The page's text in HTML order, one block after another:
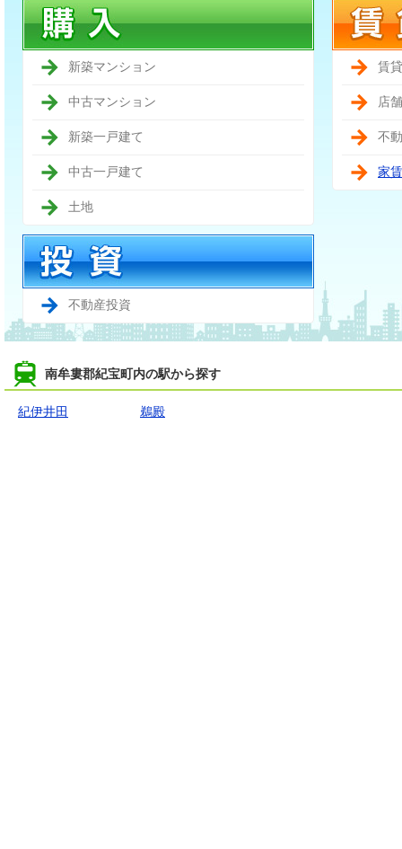
新築マンション
中古マンション
新築一戸建て
中古一戸建て
土地
不動産投資
賃
店
不
家
南牟婁郡紀宝町内の駅から探す
紀伊井田 鵜殿